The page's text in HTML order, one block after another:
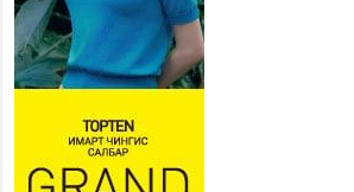
“Хөдөө аж ахуй, хөдөөгийн
хөгжил төслийн 2 дахь шат”
төслийн хүрээнд 4 банктай
дамжуулан зээлдүүлэх гэрээ
байгууллаа
2026 оны 7 сар 27 / 9 цаг 40 минут
УИХ-ын гишүүн С.Зулпхар: Иргэдийн санал
хууль тогтоох үйл ажиллагааны чухал үндэс